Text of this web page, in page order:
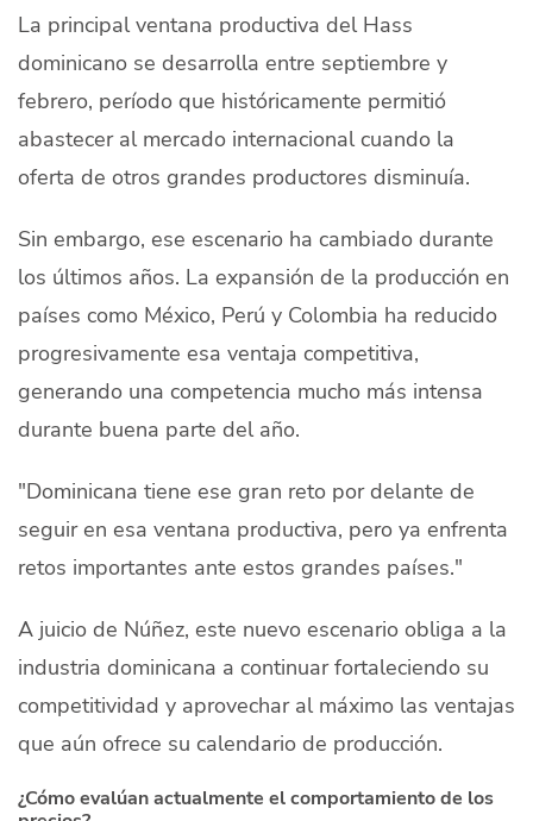
La principal ventana productiva del Hass
dominicano se desarrolla entre septiembre y
febrero, período que históricamente permitió
abastecer al mercado internacional cuando la
oferta de otros grandes productores disminuía.
Sin embargo, ese escenario ha cambiado durante
los últimos años. La expansión de la producción en
países como México, Perú y Colombia ha reducido
progresivamente esa ventaja competitiva,
generando una competencia mucho más intensa
durante buena parte del año.
"Dominicana tiene ese gran reto por delante de
seguir en esa ventana productiva, pero ya enfrenta
retos importantes ante estos grandes países."
A juicio de Núñez, este nuevo escenario obliga a la
industria dominicana a continuar fortaleciendo su
competitividad y aprovechar al máximo las ventajas
que aún ofrece su calendario de producción.
¿Cómo evalúan actualmente el comportamiento de los